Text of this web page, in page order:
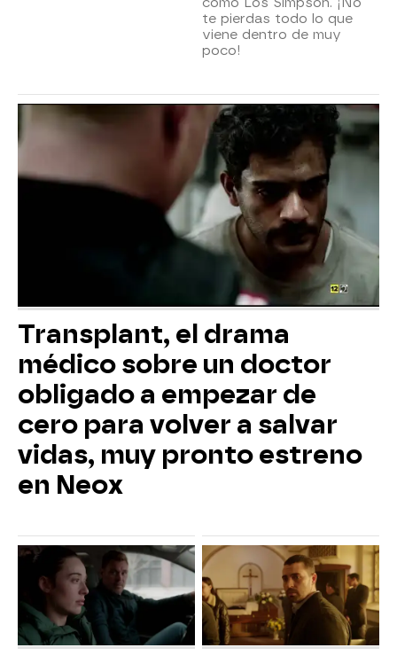
te pierdas todo lo que
viene dentro de muy
poco!
Transplant, el drama
médico sobre un doctor
obligado a empezar de
cero para volver a salvar
vidas, muy pronto estreno
en Neox